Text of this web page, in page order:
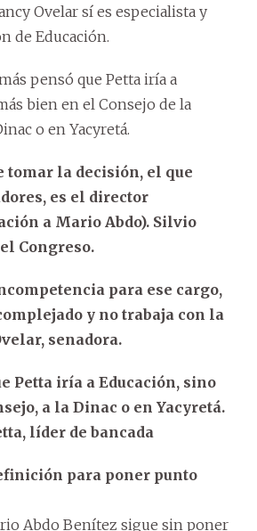
Ovelar sí es especialista y
de Educación.
pensó que Petta iría a
bien en el Consejo de la
o en Yacyretá.
tomar la decisión, el que
es el director
a Mario Abdo). Silvio
Congreso.
para ese cargo,
y no trabaja con la
senadora.
Petta iría a Educación, sino
a la Dinac o en Yacyretá.
líder de bancada
para poner punto
Abdo Benítez sigue sin poner